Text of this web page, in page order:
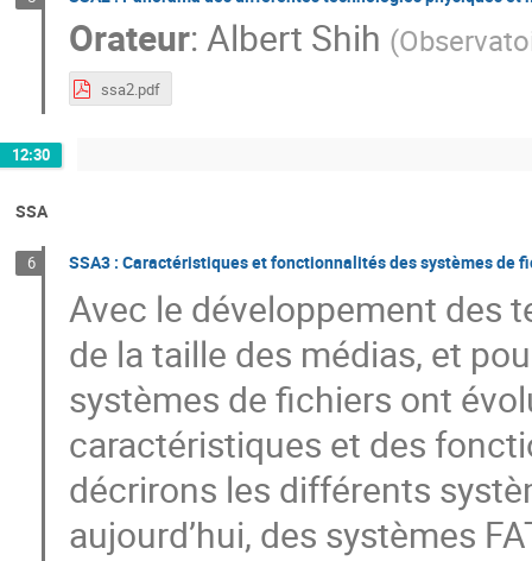
Orateur:Albert Shih (
ssa2.pdf
12:30
SSA
6 SSA3 : Caractéristiques et fonctionnalités des systèmes de
Avec le développement des
de la taille des médias, et
systèmes de fichiers ont
caractéristiques et des
décrirons les différents
aujourd’hui, des systèmes